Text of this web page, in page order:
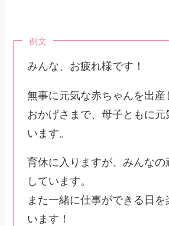
例文
みんな、お疲れ様です！
無事に元気な赤ちゃんを出産
おかげさまで、母子ともに元
います。
育休に入りますが、みんなの
しています。
また一緒に仕事ができる日を
います！